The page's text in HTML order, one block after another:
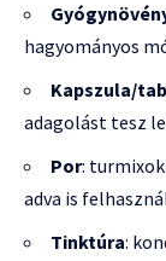
hagyományos
Kapszula/
adagolást tesz
Por:
adva is
Tinktúra: